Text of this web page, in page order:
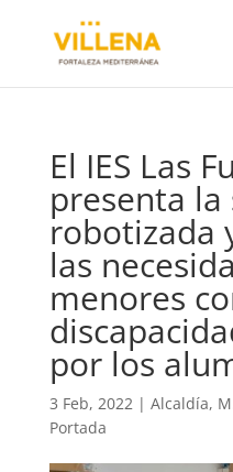
El IES Las
presenta la
robotizada
las
menores
por los
3 Feb, 2022| Alcaldía,
Portada